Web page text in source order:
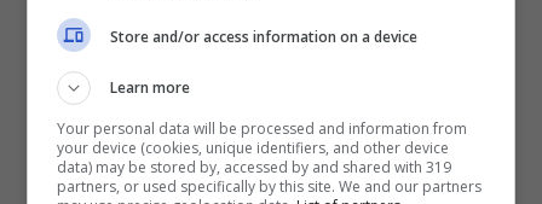
Neanche iFerragnezinfatti sarebbero
immuni al più classico dei luoghi comuni: i
problemi con la suocera, in questo caso di
entrambi. Secondo quanto riportato dal
Store and/or access information on a device
Learn more
Your personal data will be processed and information from
your device (cookies, unique identifiers, and other device
data) may be stored by, accessed by and shared with 319
partners, or used specifically by this site. We and our partners